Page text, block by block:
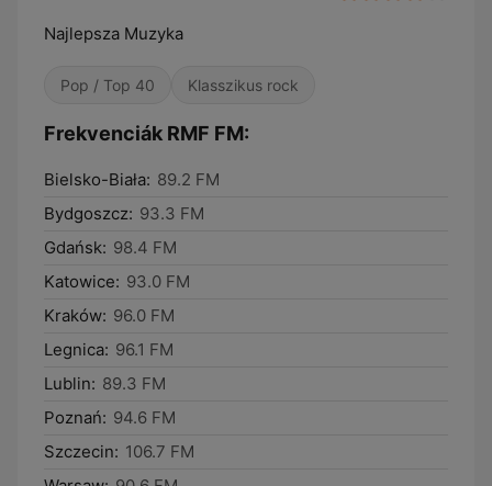
Najlepsza Muzyka
Pop / Top 40 Klasszikus rock
Frekvenciák RMF FM:
Bielsko-Biała: 89.2 FM
Bydgoszcz: 93.3 FM
Gdańsk: 98.4 FM
Katowice: 93.0 FM
Kraków: 96.0 FM
Legnica: 96.1 FM
Lublin: 89.3 FM
Poznań: 94.6 FM
Szczecin: 106.7 FM